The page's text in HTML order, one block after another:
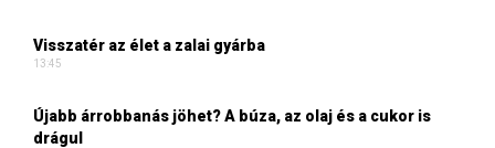
Visszatér az élet a zalai gyárba
13:45
Újabb árrobbanás jöhet? A búza, az olaj és a cukor is
drágul